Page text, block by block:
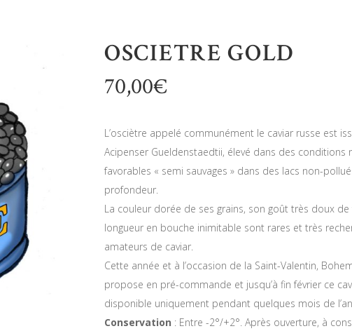
OSCIETRE GOLD
70,00€
L’osciètre appelé communément le caviar russe est
Acipenser Gueldenstaedtii, élevé dans des conditions
favorables « semi sauvages » dans des lacs non-
profondeur.
La couleur dorée de ses grains, son goût très doux
longueur en bouche inimitable sont rares et très
amateurs de caviar.
Cette année et à l’occasion de la Saint-Valentin,
propose en pré-commande et jusqu’à fin février ce
disponible uniquement pendant quelques mois de
Conservation : Entre -2°/+2°. Après ouverture, à